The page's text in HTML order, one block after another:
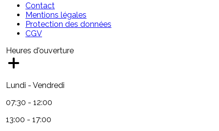
Contact
Mentions légales
Protection des données
CGV
Heures d'ouverture
Lundi - Vendredi
07:30 - 12:00
13:00 - 17:00